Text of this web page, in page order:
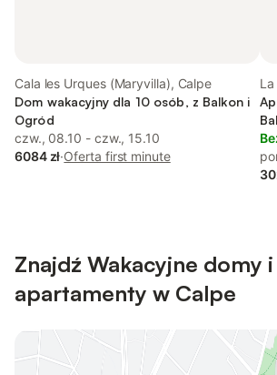
Cala les Urques (Maryvilla), Calpe
Dom wakacyjny dla 10 osób, z Balkon i
Ogród
czw., 08.10 - czw., 15.10
6084 zł·Oferta first minute
Znajdź Wakacyjne domy i
apartamenty w Calpe